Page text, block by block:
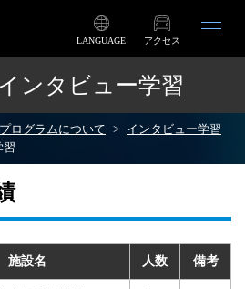
LANGUAGE アクセス
ンタビュー学習
ログラムについて
インタビュー学習
習
施設名 人数 備考